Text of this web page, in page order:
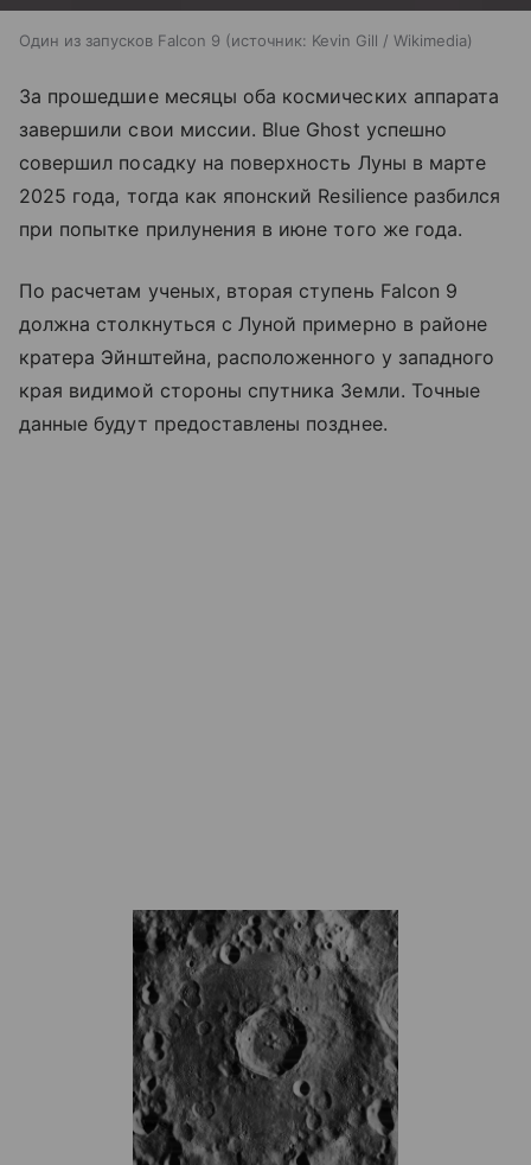
Один из запусков Falcon 9 источник: Kevin Gill / Wikimedia
За прошедшие месяцы оба космических аппарата
завершили свои миссии. Blue Ghost успешно
совершил посадку на поверхность Луны в марте
2025 года, тогда как японский Resilience разбился
при попытке прилунения в июне того же года.
По расчетам ученых, вторая ступень Falcon 9
должна столкнуться с Луной примерно в районе
кратера Эйнштейна, расположенного у западного
края видимой стороны спутника Земли. Точные
данные будут предоставлены позднее.